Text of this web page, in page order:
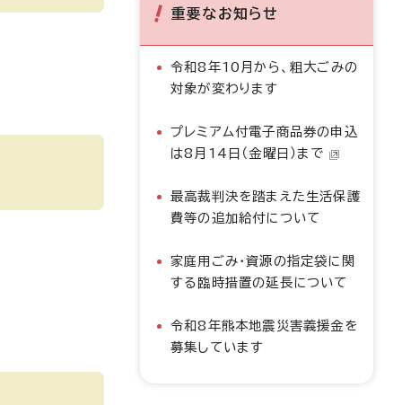
重要なお知らせ
令和8年10月から、粗大ごみの
対象が変わります
プレミアム付電子商品券の申込
は8月14日（金曜日）まで
最高裁判決を踏まえた生活保護
費等の追加給付について
家庭用ごみ・資源の指定袋に関
する臨時措置の延長について
令和8年熊本地震災害義援金を
募集しています